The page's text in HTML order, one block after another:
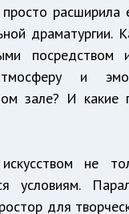
расширила
драматургии.
и
зале? И
не
условиям.
для